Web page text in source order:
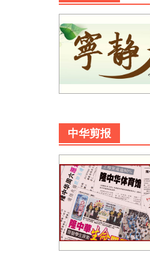
中华剪报